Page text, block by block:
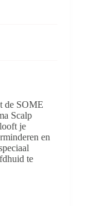
de SOME
Scalp
je
en
te